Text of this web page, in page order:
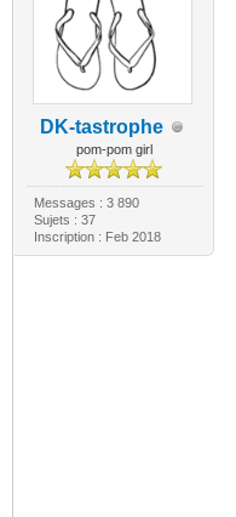
DK-tastrophe
pom-pom girl
Messages : 3 890
Sujets : 37
Inscription : Feb 2018